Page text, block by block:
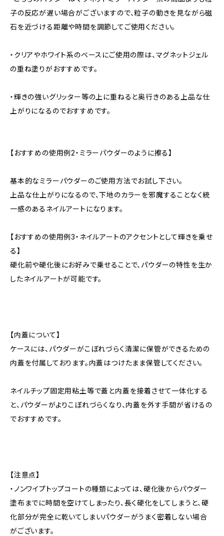
子の反応が遅い場合がございますので、粒子の動きを見ながら磁
石を近づける距離や時間を調節してご使用ください。
・クリアやホワイト系のベースにご使用の際は、マグネットジェル
の重ね塗りがおすすめです。
・輝きの強いグリッター等の上に重ねると奥行きのある上品な仕
上がりになるのでおすすめです。
【おすすめの使用例2・ミラーパウダーのように擦る】
基本的なミラーパウダーのご使用方法でお試し下さい。
上品な仕上がりになるので、下地のカラーを邪魔することなく統
一感のあるネイルアートになります。
【おすすめの使用例3・ネイルアートのアクセントとして輝きを乗せ
る】
硬化前や硬化後にお好みで乗せることで、パウダーの特性を生か
したネイルアートが可能です。
【内蓋について】
ケースには、パウダーがこぼれづらく清潔に保管ができるための
内蓋を付属しております。内蓋はつけたまま保管してください。
ネイルチップ固定用粘土等で蓋と内蓋を接着させて一体化する
と、パウダーがよりこぼれづらくなり、内蓋を外す手間が省けるの
でおすすめです。
【注意点】
・ノンワイプトップコートの種類によっては、硬化後からパウダー
塗布までに時間を空けてしまったり、長く硬化をしてしまうと、硬
化部分が完全に乾いてしまいパウダーがうまく密着しない場合
がございます。